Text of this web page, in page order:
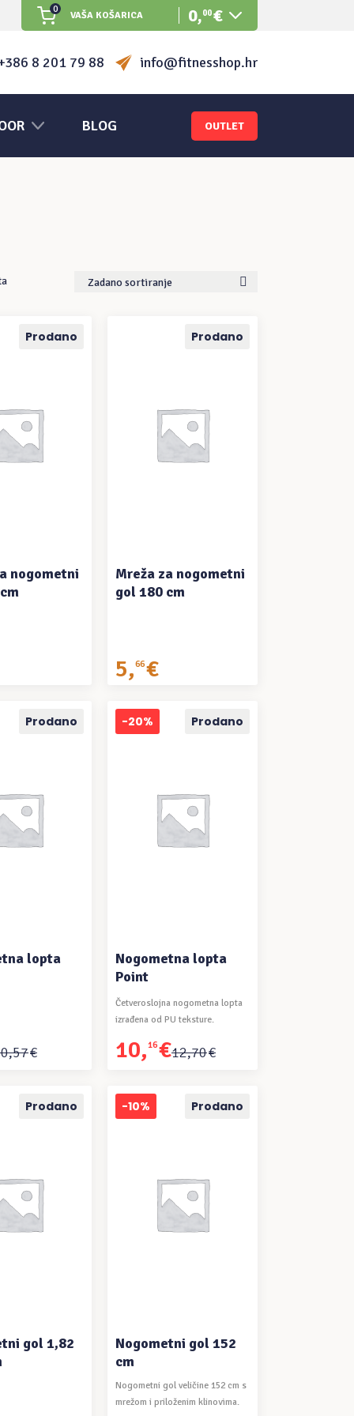
0
VAŠA KOŠARICA 0,00€
Nema proizvoda u košarici.
8 201 79 88 info@fitnesshop.hr
BLOG OUTLET
Zadano sortiranje
Prodano
VIŠE
nogometni
Prodano
PROČITAJ VIŠE
Mreža za nogometni
gol 180 cm
5,66€
Prodano
VIŠE
lopta
,57€
-20% Prodano
PROČITAJ VIŠE
Nogometna lopta
Point
Četveroslojna nogometna lopta
izrađena od PU teksture.
12,70€
Izvorna
cijena
je:
12,70€.
10,16€
Trenutna
cijena
10,16€.
Prodano
VIŠE
gol 1,82
-10% Prodano
PROČITAJ VIŠE
Nogometni gol 152
cm
Nogometni gol veličine 152 cm s
mrežom i priloženim klinovima.